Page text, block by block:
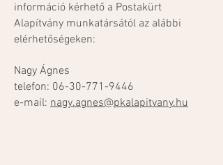
információ kérhető a Postakürt
Alapítvány munkatársától az alábbi
elérhetőségeken:
Nagy Ágnes
telefon: 06-30-771-9446
e-mail: nagy.agnes@pkalapitvany.hu